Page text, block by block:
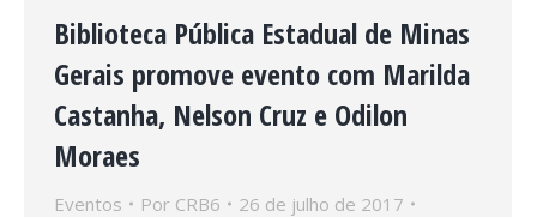
Biblioteca Pública Estadual de Minas
Gerais promove evento com Marilda
Castanha, Nelson Cruz e Odilon
Moraes
Eventos Por CRB6
26 de julho de 2017